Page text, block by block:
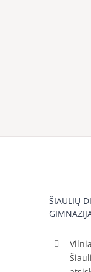
ŠIAULIŲ